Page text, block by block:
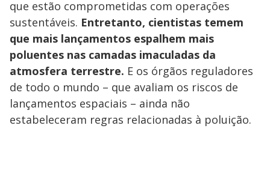
que estão comprometidas com operações
sustentáveis. Entretanto, cientistas temem
que mais lançamentos espalhem mais
poluentes nas camadas imaculadas da
atmosfera terrestre. E os órgãos reguladores
de todo o mundo – que avaliam os riscos de
lançamentos espaciais – ainda não
estabeleceram regras relacionadas à poluição.